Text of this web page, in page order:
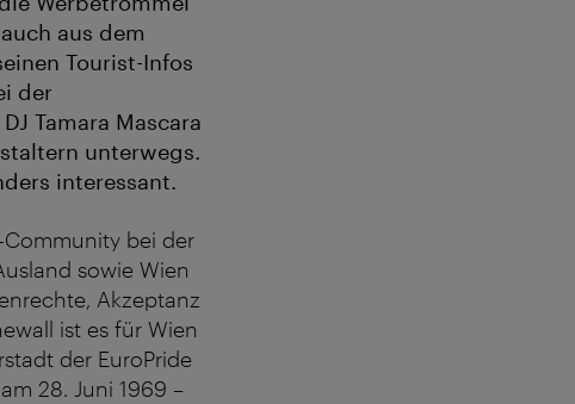
aus dem
Tourist-Infos
der
Tamara Mascara
unterwegs.
interessant.
bei der
sowie Wien
Akzeptanz
ist es für Wien
der EuroPride
28. Juni 1969 –